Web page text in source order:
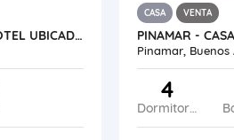
VALERIA DEL MAR-BRISA APART HOTEL UBICADO A 50 MTS DEL MAR
CASA VENTA
Pinamar, Buenos
4
Dormitorios